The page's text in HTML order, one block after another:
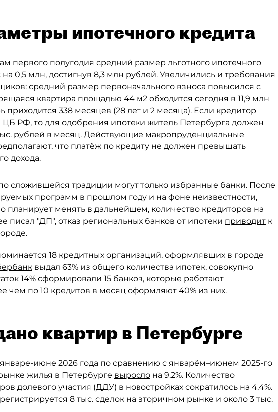
ипотечного кредита
первого полугодия средний размер льготного ипотечного
0,5 млн, достигнув 8,3 млн рублей. Увеличились и требования
средний размер первоначального взноса повысился с
квартира площадью 44 м2 обходится сегодня в 11,9 млн
приходится 338 месяцев (28 лет и 2 месяца). Если кредитор
ЦБ РФ, то для одобрения ипотеки житель Петербурга должен
рублей в месяц. Действующие макропруденциальные
что платёж по кредиту не должен превышать
дохода.
сложившейся традиции могут только избранные банки. После
программ в прошлом году и на фоне неизвестности,
планирует менять в дальнейшем, количество кредиторов на
писал "ДП", отказ региональных банков от ипотеки приводит к
18 кредитных организаций, оформлявших в городе
выдал 63% из общего количества ипотек, совокупно
14% сформировали 15 банков, которые работают
чем по 10 кредитов в месяц оформляют 40% из них.
квартир в Петербурге
январе-июне 2026 года по сравнению с январём–июнем 2025-го
жилья в Петербурге выросло на 9,2%. Количество
долевого участия (ДДУ) в новостройках сократилось на 4,4%.
8 тыс. сделок на вторичном рынке и около 3 тыс.